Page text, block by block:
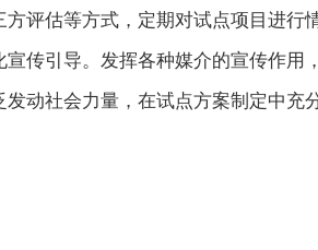
方评估等方式，定期对试点项目进行
宣传引导。发挥各种媒介的宣传作
发动社会力量，在试点方案制定中